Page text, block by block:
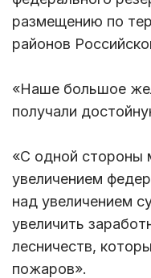
размещению по
районов
«Наше большое
получали
«С одной стороны
увеличением
над увеличением
увеличить
лесничеств,
пожаров».